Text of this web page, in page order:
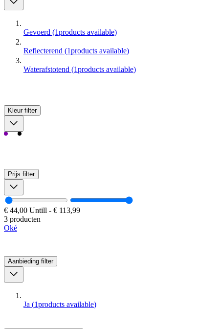
Gevoerd (1products available)
Reflecterend (1products available)
Waterafstotend (1products available)
Kleur filter
Prijs filter
€ 44,00 Untill - € 113,99
3 producten
Oké
Aanbieding filter
Ja (1products available)